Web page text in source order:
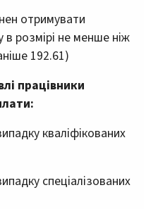
отримувати
в розмірі не менше ніж
192.61)
працівники
кваліфікованих
спеціалізованих